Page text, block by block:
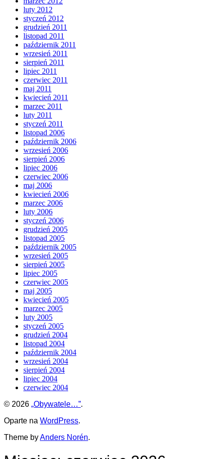
luty 2012
styczeń 2012
grudzień 2011
listopad 2011
październik 2011
wrzesień 2011
sierpień 2011
lipiec 2011
czerwiec 2011
maj 2011
kwiecień 2011
marzec 2011
luty 2011
styczeń 2011
listopad 2006
październik 2006
wrzesień 2006
sierpień 2006
lipiec 2006
czerwiec 2006
maj 2006
kwiecień 2006
marzec 2006
luty 2006
styczeń 2006
grudzień 2005
listopad 2005
październik 2005
wrzesień 2005
sierpień 2005
lipiec 2005
czerwiec 2005
maj 2005
kwiecień 2005
marzec 2005
luty 2005
styczeń 2005
grudzień 2004
listopad 2004
październik 2004
wrzesień 2004
sierpień 2004
lipiec 2004
czerwiec 2004
© 2026 „Obywatele…”.
Oparte na WordPress.
Theme byAnders Norén.